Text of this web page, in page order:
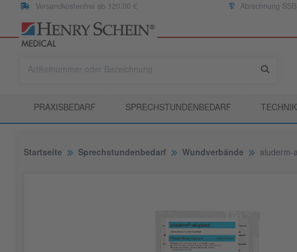
Versandkostenfrei ab 120,00 € Abrechnung
PRAXISBEDARF SPRECHSTUNDENBEDARF
Startseite Sprechstundenbedarf Wundverbände aluderm-